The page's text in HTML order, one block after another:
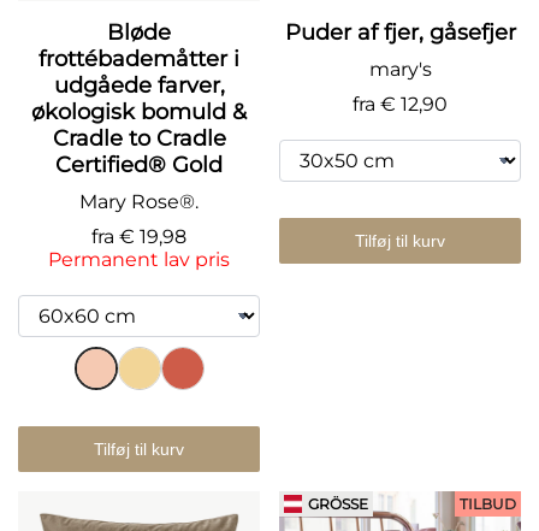
Bløde
frottébademåtter i
udgåede farver,
økologisk bomuld &
Cradle to Cradle
Certified® Gold
Mary Rose®.
fra € 19,98
Permanent lav pris
Tilføj til kurv
Puder af fjer, gåsefjer
mary's
fra € 12,90
Tilføj til kurv
GRÖSSE TILBUD